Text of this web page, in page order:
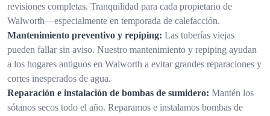
revisiones completas. Tranquilidad para cada propietario de
Walworth—especialmente en temporada de calefacción.
Mantenimiento preventivo y repiping: Las tuberías viejas
pueden fallar sin aviso. Nuestro mantenimiento y repiping ayudan
a los hogares antiguos en Walworth a evitar grandes reparaciones y
cortes inesperados de agua.
Reparación e instalación de bombas de sumidero: Mantén los
sótanos secos todo el año. Reparamos e instalamos bombas de